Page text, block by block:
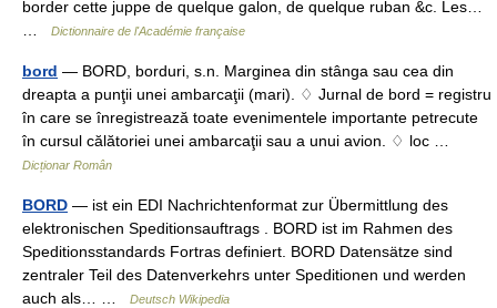
border cette juppe de quelque galon, de quelque ruban &c. Les…
Dictionnaire de l'Académie française
bord — BORD, borduri, s.n. Marginea din stânga sau cea din
dreapta a punţii unei ambarcaţii (mari). ♢ Jurnal de bord = registru
în care se înregistrează toate evenimentele importante petrecute
în cursul călătoriei unei ambarcaţii sau a unui avion. ♢ loc …
Dicționar Român
BORD — ist ein EDI Nachrichtenformat zur Übermittlung des
elektronischen Speditionsauftrags . BORD ist im Rahmen des
Speditionsstandards Fortras definiert. BORD Datensätze sind
zentraler Teil des Datenverkehrs unter Speditionen und werden
auch als… …
Deutsch Wikipedia